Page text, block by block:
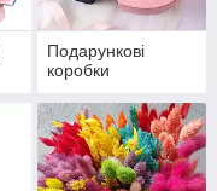
Подарункові
коробки